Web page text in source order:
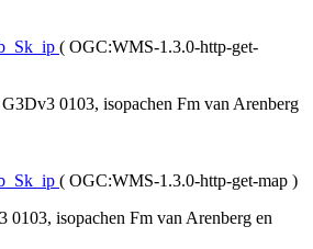
( OGC:WMS-1.3.0-http-get-
0103, isopachen Fm van Arenberg
( OGC:WMS-1.3.0-http-get-map )
0103, isopachen Fm van Arenberg en